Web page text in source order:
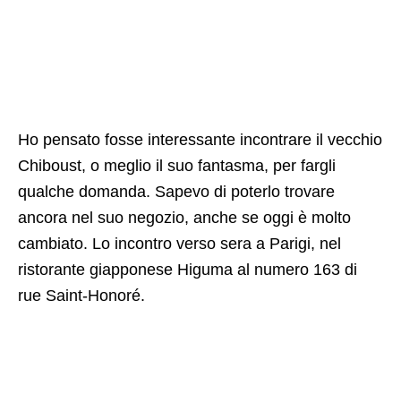
Ho pensato fosse interessante incontrare il vecchio
Chiboust, o meglio il suo fantasma, per fargli
qualche domanda. Sapevo di poterlo trovare
ancora nel suo negozio, anche se oggi è molto
cambiato. Lo incontro verso sera a Parigi, nel
ristorante giapponese Higuma al numero 163 di
rue Saint-Honoré.